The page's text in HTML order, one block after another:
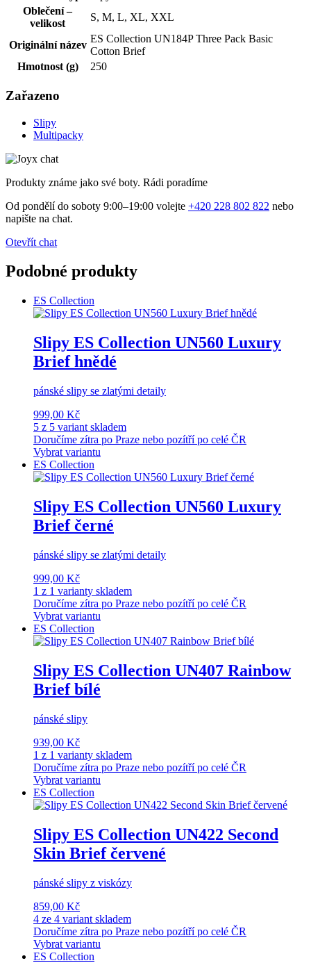
Oblečení –
velikost
S, M, L, XL, XXL
Originální název
ES Collection UN184P Three Pack Basic
Cotton Brief
Hmotnost (g)
250
Zařazeno
Slipy
Multipacky
Produkty známe jako své boty. Rádi poradíme
Od pondělí do soboty 9:00–19:00 volejte +420 228 802 822 nebo
napište na chat.
Otevřít chat
Podobné produkty
ES Collection
Slipy ES Collection UN560 Luxury
Brief hnědé
pánské slipy se zlatými detaily
999,00 Kč
5 z 5 variant skladem
Doručíme zítra po Praze nebo pozítří po celé ČR
Vybrat variantu
ES Collection
Slipy ES Collection UN560 Luxury
Brief černé
pánské slipy se zlatými detaily
999,00 Kč
1 z 1 varianty skladem
Doručíme zítra po Praze nebo pozítří po celé ČR
Vybrat variantu
ES Collection
Slipy ES Collection UN407 Rainbow
Brief bílé
pánské slipy
939,00 Kč
1 z 1 varianty skladem
Doručíme zítra po Praze nebo pozítří po celé ČR
Vybrat variantu
ES Collection
Slipy ES Collection UN422 Second
Skin Brief červené
pánské slipy z viskózy
859,00 Kč
4 ze 4 variant skladem
Doručíme zítra po Praze nebo pozítří po celé ČR
Vybrat variantu
ES Collection